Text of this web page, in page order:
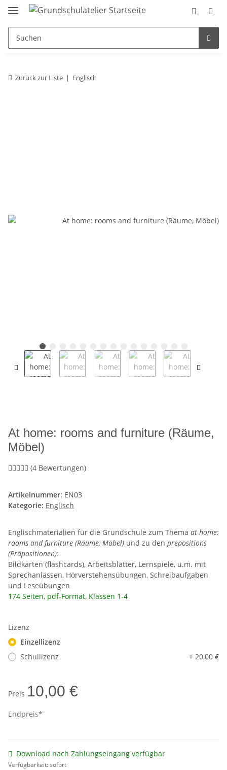
Zurück zur Liste Englisch
At home: rooms and furniture (Räume,
Möbel)
(4 Bewertungen)
Artikelnummer: EN03
Kategorie: Englisch
Englischmaterialien für die Grundschule zum Thema at home:
rooms and furniture (Räume, Möbel) und zu den prepositions
(Präpositionen):
Bildkarten (flashcards), Arbeitsblätter, Lernspiele, u.m. mit
Sprechanlässen, Hörverstehensübungen, Schreibaufgaben
und Leseübungen
174 Seiten, pdf-Format, Klassen 1-4
Lizenz
Einzellizenz
Schullizenz
+ 20,00 €
Preis 10,00 €
Endpreis*
Download nach Zahlungseingang verfügbar
Verfügbarkeit:sofort